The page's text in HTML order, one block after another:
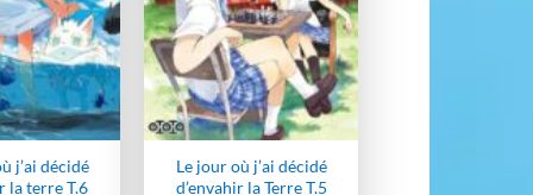
j’ai décidé
la terre T.6
Le jour où j’ai décidé
d’envahir la Terre T.5